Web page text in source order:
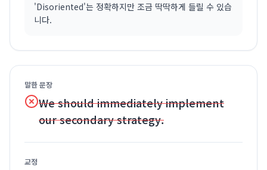
'Disoriented'는 정확하지만 조금 딱딱하게 들릴 수 있습
니다.
말한 문장
We should immediately implement
our secondary strategy.
교정